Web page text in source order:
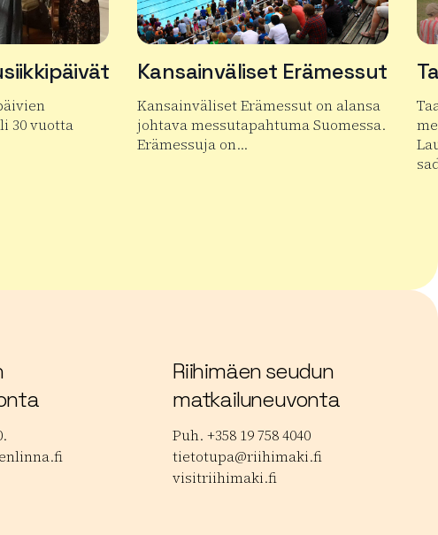
30 vuotta
Kansainväliset Erämessut
Kansainväliset Erämessut on alansa
johtava messutapahtuma Suomessa.
Erämessuja on…
Lue lisää tuotteesta Kansainväliset
Riihimäen seudun
matkailuneuvonta
Puh. +358 19 758 4040
tietotupa@riihimaki.fi
visitriihimaki.fi